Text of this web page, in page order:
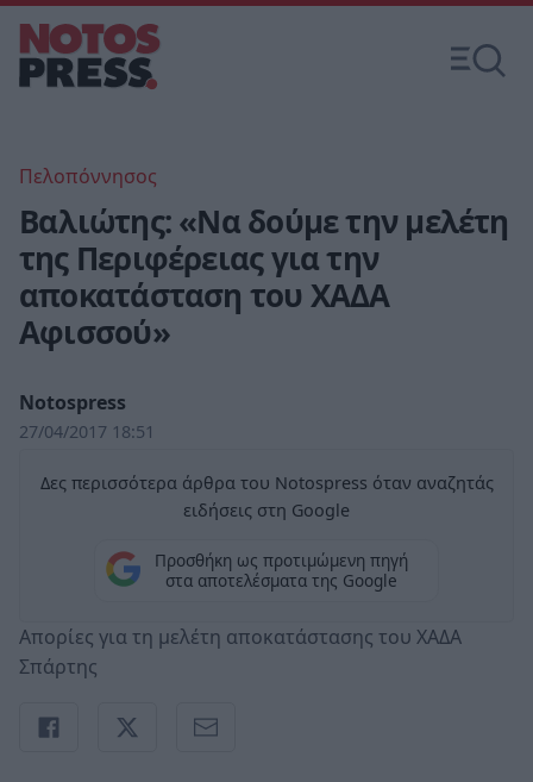
Πελοπόννησος
Βαλιώτης: «Nα δούμε την μελέτη
της Περιφέρειας για την
αποκατάσταση του ΧΑΔΑ
Αφισσού»
Notospress
27/04/2017 18:51
Δες περισσότερα άρθρα του Notospress όταν αναζητάς
ειδήσεις στη Google
Προσθήκη ως προτιμώμενη πηγή
στα αποτελέσματα της Google
Απορίες για τη μελέτη αποκατάστασης του ΧΑΔΑ
Σπάρτης